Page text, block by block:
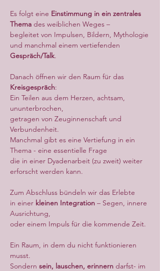
Es folgt eine Einstimmung in ein zentrales
Thema des weiblichen Weges –
begleitet von Impulsen, Bildern, Mythologie
und manchmal einem vertiefenden
Gespräch/Talk.
Danach öffnen wir den Raum für das
Kreisgespräch:
Ein Teilen aus dem Herzen, achtsam,
ununterbrochen,
getragen von Zeuginnenschaft und
Verbundenheit.
Manchmal gibt es eine Vertiefung in ein
Thema - eine essentielle Frage
die in einer Dyadenarbeit (zu zweit) weiter
erforscht werden kann.
Zum Abschluss bündeln wir das Erlebte
in einer kleinen Integration – Segen, innere
Ausrichtung,
oder einem Impuls für die kommende Zeit.
Ein Raum, in dem du nicht funktionieren
musst.
Sondern sein, lauschen, erinnern darfst- im